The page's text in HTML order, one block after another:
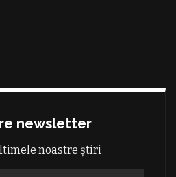
newsletter
noastre știri